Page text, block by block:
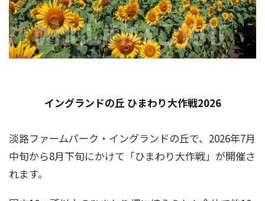
イングランドの丘 ひまわり大作戦2026
淡路ファームパーク・イングランドの丘で、2026年7月
中旬から8月下旬にかけて「ひまわり大作戦」が開催さ
れます。